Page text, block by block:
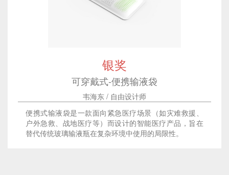
银奖
可穿戴式-便携输液袋
韦海东 / 自由设计师
便携式输液袋是一款面向紧急医疗场景（如灾难救援、
户外急救、战地医疗等）而设计的智能医疗产品，旨在
替代传统玻璃输液瓶在复杂环境中使用的局限性。